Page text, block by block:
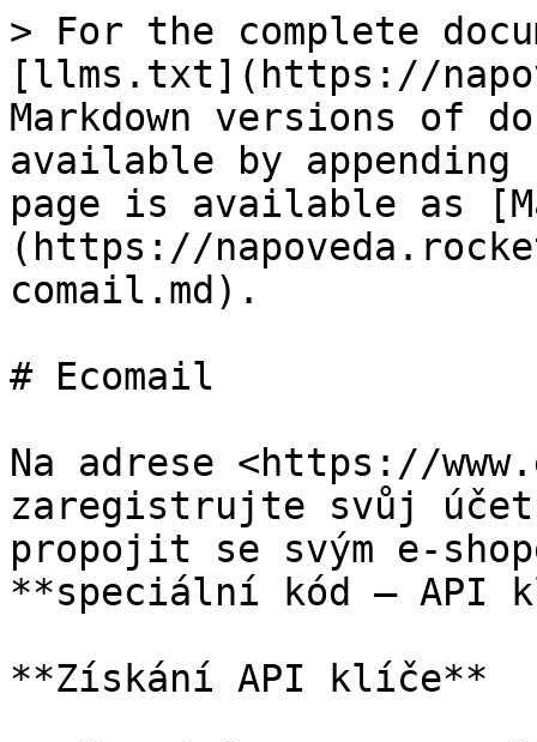
> For the complete
[llms.txt](https://
Markdown versions of
available by
page is available as
(https://
comail.md).
# Ecomail
Na adrese <https://
zaregistrujte svůj
propojit se svým e-
**speciální kód – API
**Získání API klíče**